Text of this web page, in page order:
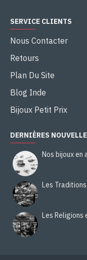
SERVICE CLIENTS
Nous Contacter
Retours
Plan Du Site
Blog Inde
Bijoux Petit Prix
DERNIÈRES
Nos bijoux
Les
Les Religions